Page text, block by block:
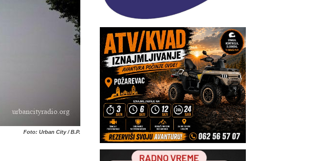
Foto: Urban City / B.P.